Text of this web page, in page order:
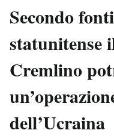
Italia
Politica
Tecnologia
Scienza
Cultura
Secondo
statunitense
Cremlino
dell’Ucraina